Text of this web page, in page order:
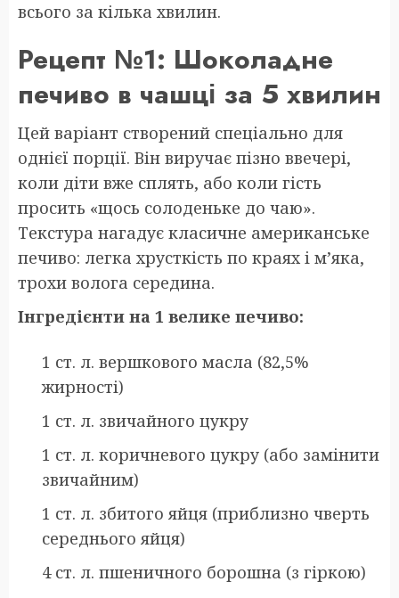
всього за кілька хвилин.
Рецепт №1: Шоколадне
печиво в чашці за 5 хвилин
Цей варіант створений спеціально для
однієї порції. Він виручає пізно ввечері,
коли діти вже сплять, або коли гість
просить «щось солоденьке до чаю».
Текстура нагадує класичне американське
печиво: легка хрусткість по краях і м’яка,
трохи волога середина.
Інгредієнти на 1 велике печиво:
1 ст. л. вершкового масла (82,5%
жирності)
1 ст. л. звичайного цукру
1 ст. л. коричневого цукру (або замінити
звичайним)
1 ст. л. збитого яйця (приблизно чверть
середнього яйця)
4 ст. л. пшеничного борошна (з гіркою)